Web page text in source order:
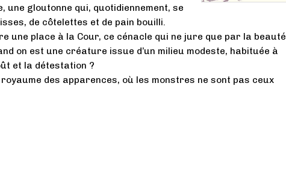
une gloutonne qui, quotidiennement, se
de côtelettes et de pain bouilli.
une place à la Cour, ce cénacle qui ne jure que par la beauté
on est une créature issue d’un milieu modeste, habituée à
et la détestation ?
royaume des apparences, où les monstres ne sont pas ceux